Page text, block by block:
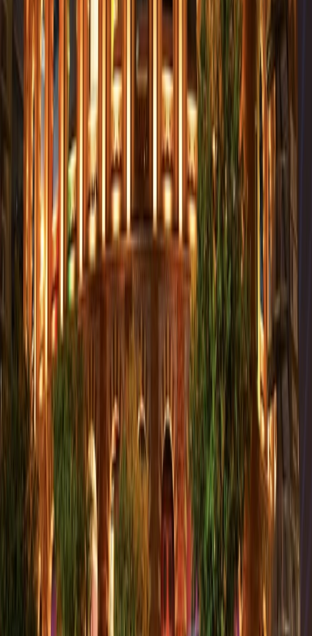
El Centro Comercial Plaza Río 2 está ubicado en Madrid Río, frente
de Matadero Madrid.
¿Cuáles son los horarios de apertura de Centro Comercial Plaza Río 2?
El Centro Comercial Plaza Río 2 está abierto todos los días de 10:00
a 22:00.
¿Hasta cuánto tiempo puedo aparcar gratis mi coche en el Centro
Comercial Plaza Río 2?
El Centro Comercial Plaza Río 2 permite a todos los visitantes
aparcar gratis su coche durante un máximo de 2 horas.
¿Cuál es la estación más cercana para llegar al Centro Comercial
Plaza Río 2?
La estación más cercana para llegar al Centro Comercial Plaza Río 2
es Legazpi, junto a las líneas 3 de amarillo y 6 del círculo.
¿Qué tipos de marcas hay en el Centro Comercial Plaza Río 2?
El Centro Comercial Plaza Río 2 cuenta con las marcas de moda
mujer, niños, moda deportiva, bolsos, zapatería, hogar, decoraciones
y más.
Atención al cliente 24/7
Cancelación
Experto en hoteles
Confirmación de reserva
+1-240-523-4500
Recent Blogs de viajes
17 Jul, 2026
Adiós a las esperas: la magia de los chatbots en la
industria de viajes
29 Jun, 2026
10 cosas que hacer en Londres durante
Wimbledon 2026
25 Jul, 2026 De Italia a Japón: 10 destinos icónicos que son
merecen la pena explorar